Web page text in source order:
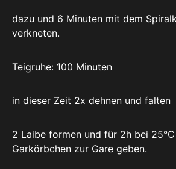
dazu und 6 Minuten mit dem
verkneten.
Teigruhe: 100 Minuten
in dieser Zeit 2x dehnen und falten
2 Laibe formen und für 2h bei
Garkörbchen zur Gare geben.